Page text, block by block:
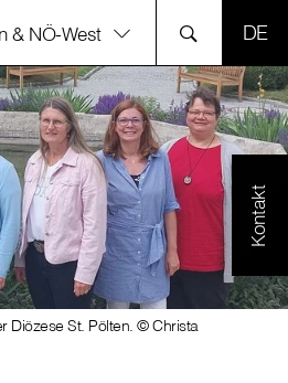
& NÖ-West
Kontakt
Diözese St. Pölten. © Christa